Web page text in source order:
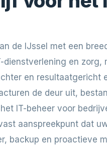
de IJssel met een
dienstverlening en
en
de deur uit,
IT-beheer voor
aanspreekpunt dat
backup en proactieve